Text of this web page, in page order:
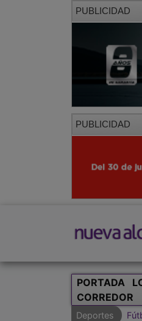
PUBLICIDAD
PUBLICIDAD
PORTADA
CORREDOR
Deportes